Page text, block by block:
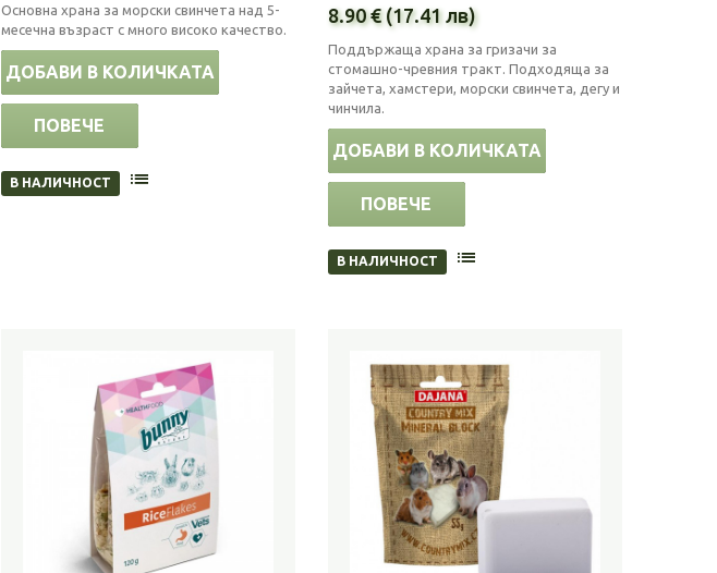
Основна храна за морски свинчета над 5-
месечна възраст с много високо качество.
ДОБАВИ В КОЛИЧКАТА
ПОВЕЧЕ
В НАЛИЧНОСТ
8.90 € (17.41 лв)
Поддържаща храна за гризачи за
стомашно-чревния тракт. Подходяща за
зайчета, хамстери, морски свинчета, дегу и
чинчила.
ДОБАВИ В КОЛИЧКАТА
ПОВЕЧЕ
В НАЛИЧНОСТ